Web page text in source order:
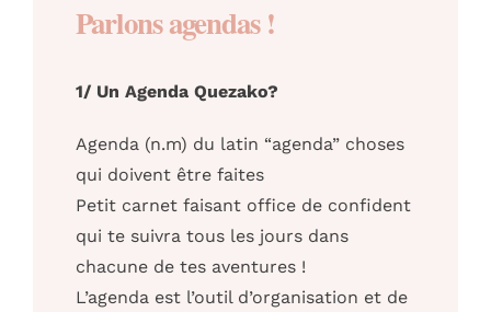
Parlons agendas !
1/ Un Agenda Quezako?
Agenda (n.m) du latin “agenda” choses
qui doivent être faites
Petit carnet faisant office de confident
qui te suivra tous les jours dans
chacune de tes aventures !
L’agenda est l’outil d’organisation et de